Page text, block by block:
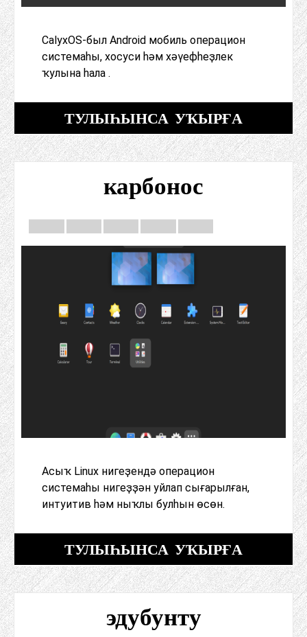
CalyxOS-был Android мобиль операцион
системаһы, хосуси һәм хәүефһеҙлек
ҡулына һала .
ТУЛЫҺЫНСА УҠЫРҒА
карбонос
Асыҡ Linux нигеҙендә операцион
системаһы нигеҙҙән уйлап сығарылған,
интуитив һәм ныҡлы булһын өсөн.
ТУЛЫҺЫНСА УҠЫРҒА
эдубунту